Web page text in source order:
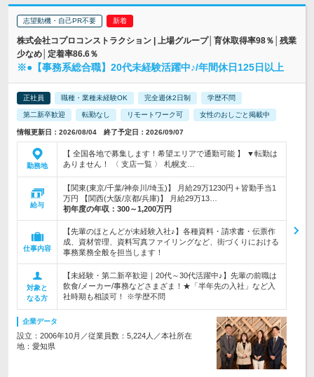
志望動機・自己PR不要
株式会社コプロコンストラクション | 上場グループ│育休取得率98％│残業
少なめ│定着率86.6％
※●【事務系総合職】20代未経験活躍中♪/年間休日125日以上
正社員 職種・業種未経験OK 完全週休2日制 学歴不問
第二新卒歓迎 転勤なし リモートワーク可 女性のおしごと掲載中
情報更新日：2026/08/04 終了予定日：2026/09/07
勤務地
【 全国各地で募集します！希望エリアで通勤可能 】 ▼転勤は
ありません！ 〈 支店一覧 〉 札幌支…
給与
【関東(東京/千葉/神奈川/埼玉)】 月給29万1230円＋皆勤手当1
万円 【関西(大阪/京都/兵庫)】 月給29万13…
初年度の年収： 300～1,200万円
仕事内容
【先輩のほとんどが未経験入社♪】各種資料・請求書・伝票作
成、資材管理、資料写真ファイリングなど、街づくりにおける
事務業務全般を担当します！
対象と
なる方
【未経験・第二新卒歓迎｜20代～30代活躍中♪】先輩の前職は
飲食/メーカー/事務などさまざま！★「半年先の入社」など入
社時期も相談可！ ※学歴不問
企業データ
設立：2006年10月／従業員数：5,224人／本社所在
地：愛知県